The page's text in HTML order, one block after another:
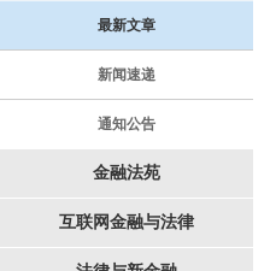
最新文章
新闻速递
通知公告
金融法苑
互联网金融与法律